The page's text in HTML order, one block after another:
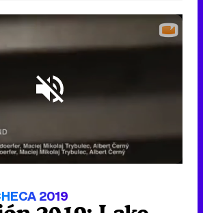
Unmute /
2019